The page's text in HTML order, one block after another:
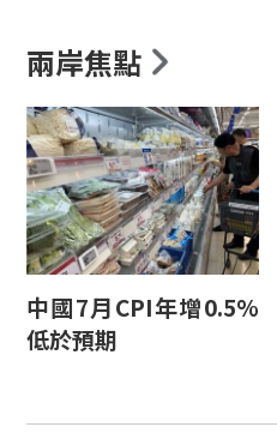
兩岸焦點
中國7月CPI年增0.5%
低於預期